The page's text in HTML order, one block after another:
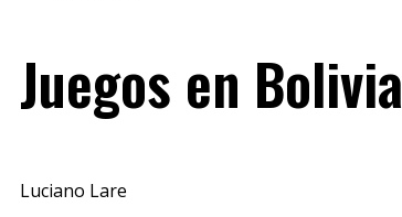
Juegos en Bolivia
Luciano Lare